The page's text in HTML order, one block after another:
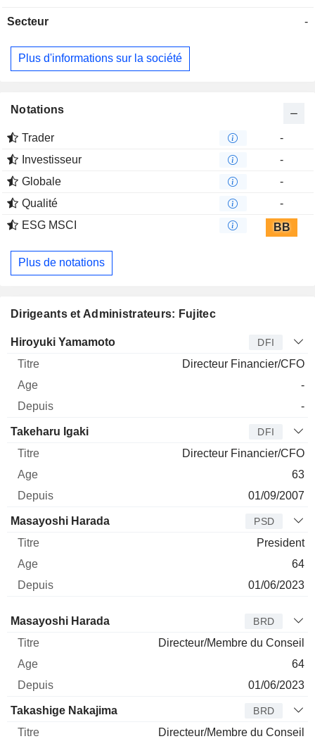
Dirigeants et Administrateurs: Fujitec
Dirigeant Titre Age
Hiroyuki Yamamoto DFI
Directeur Financier/CFO
-
-
Takeharu Igaki DFI
Directeur Financier/CFO
63
01/09/2007
Masayoshi Harada PSD
President
64
01/06/2023
Administrateur Titre
Masayoshi Harada BRD
Directeur/Membre du Conseil
64
01/06/2023
Takashige Nakajima BRD
Directeur/Membre du Conseil
à l'étranger.
Secteur -
Plus d'informations sur la société
Notations
Trader
-
Investisseur
-
Globale
-
Qualité
-
ESG MSCI
BB
Plus de notations